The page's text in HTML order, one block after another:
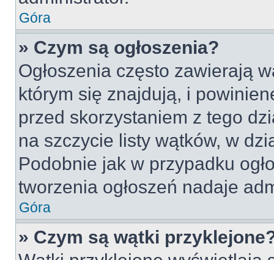
Góra
» Czym są ogłoszenia?
Ogłoszenia często zawierają
którym się znajdują, i
przed skorzystaniem z tego
na szczycie listy wątków, w
Podobnie jak w przypadku
tworzenia ogłoszeń nadaje
Góra
» Czym są wątki